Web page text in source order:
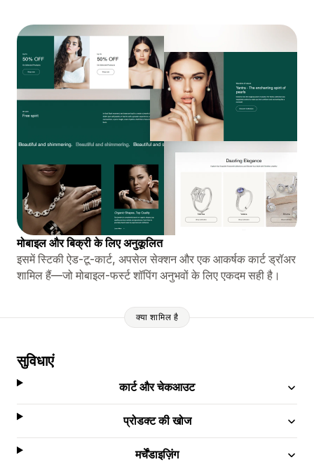
मोबाइल और बिक्री के लिए अनुकूलित
इसमें स्टिकी ऐड-टू-कार्ट, अपसेल सेक्शन और एक आकर्षक कार्ट ड्रॉअर
शामिल हैं—जो मोबाइल-फर्स्ट शॉपिंग अनुभवों के लिए एकदम सही है।
क्या शामिल है
सुविधाएं
कार्ट और चेकआउट
प्रोडक्ट की खोज
मर्चेंडाइज़िंग